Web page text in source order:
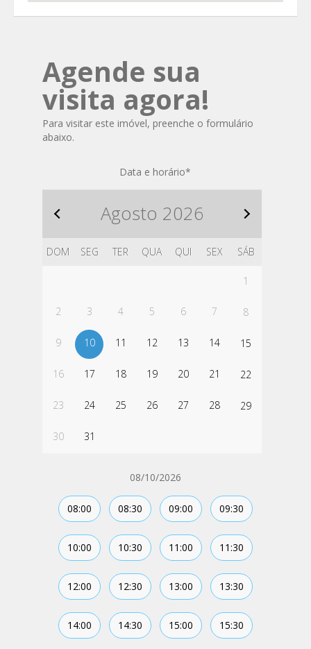
Agende sua
visita agora!
Para visitar este imóvel, preenche o formulário
abaixo.
Data e horário*
Agosto 2026
DOM SEG TER QUA QUI SEX SÁB
1
2 3 4 5 6 7 8
9 10 11 12 13 14 15
16 17 18 19 20 21 22
23 24 25 26 27 28 29
30 31
08/10/2026
08:00 08:30 09:00 09:30
10:00 10:30 11:00 11:30
12:00 12:30 13:00 13:30
14:00 14:30 15:00 15:30